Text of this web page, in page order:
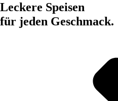
Leckere Speisen
für jeden Geschmack.